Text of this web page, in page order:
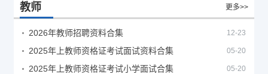
教师 更多>>
2026年教师招聘资料合集 12-23
2025年上教师资格证考试面试资料合集 05-20
2025年上教师资格证考试小学面试合集 05-20